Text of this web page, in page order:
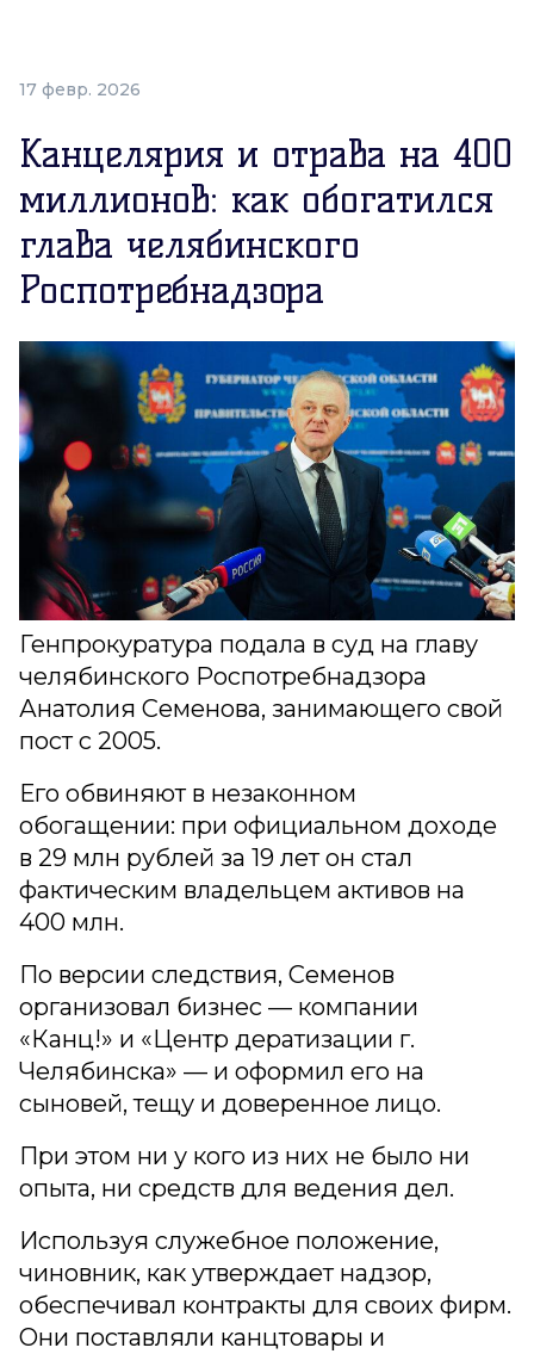
17 февр. 2026
Канцелярия и отрава на 400
миллионов: как обогатился
глава челябинского
Роспотребнадзора
Генпрокуратура подала в суд на главу
челябинского Роспотребнадзора
Анатолия Семенова, занимающего свой
пост с 2005.
Его обвиняют в незаконном
обогащении: при официальном доходе
в 29 млн рублей за 19 лет он стал
фактическим владельцем активов на
400 млн.
По версии следствия, Семенов
организовал бизнес — компании
«Канц!» и «Центр дератизации г.
Челябинска» — и оформил его на
сыновей, тещу и доверенное лицо.
При этом ни у кого из них не было ни
опыта, ни средств для ведения дел.
Используя служебное положение,
чиновник, как утверждает надзор,
обеспечивал контракты для своих фирм.
Они поставляли канцтовары и